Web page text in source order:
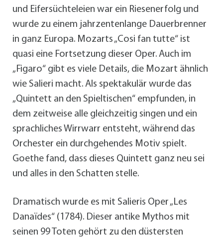
und Eifersüchteleien war ein Riesenerfolg und
wurde zu einem jahrzentenlange Dauerbrenner
in ganz Europa. Mozarts „Cosi fan tutte“ ist
quasi eine Fortsetzung dieser Oper. Auch im
„Figaro“ gibt es viele Details, die Mozart ähnlich
wie Salieri macht. Als spektakulär wurde das
„Quintett an den Spieltischen“ empfunden, in
dem zeitweise alle gleichzeitig singen und ein
sprachliches Wirrwarr entsteht, während das
Orchester ein durchgehendes Motiv spielt.
Goethe fand, dass dieses Quintett ganz neu sei
und alles in den Schatten stelle.
Dramatisch wurde es mit Salieris Oper „Les
Danaïdes“ (1784). Dieser antike Mythos mit
seinen 99 Toten gehört zu den düstersten